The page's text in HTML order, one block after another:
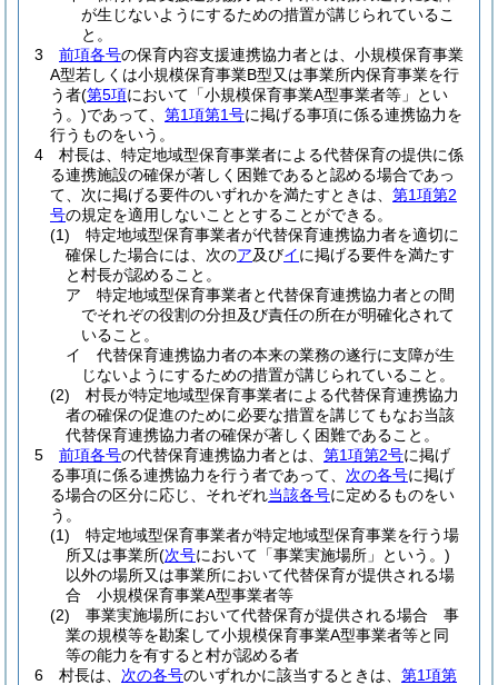
が生じないようにするための措置が講じられているこ
と。
3
前項各号の保育内容支援連携協力者とは、小規模保育事業
A型若しくは小規模保育事業B型又は事業所内保育事業を行
う者(第5項において「小規模保育事業A型事業者等」とい
う。)であって、 第1項第1号に掲げる事項に係る連携協力を
行うものをいう。
4
村長は、特定地域型保育事業者による代替保育の提供に係
る連携施設の確保が著しく困難であると認める場合であっ
て、次に掲げる要件のいずれかを満たすときは、 第1項第2
号の規定を適用しないこととすることができる。
(1)
特定地域型保育事業者が代替保育連携協力者を適切に
確保した場合には、次のア及びイに掲げる要件を満たす
と村長が認めること。
ア
特定地域型保育事業者と代替保育連携協力者との間
でそれぞの役割の分担及び責任の所在が明確化されて
いること。
イ
代替保育連携協力者の本来の業務の遂行に支障が生
じないようにするための措置が講じられていること。
(2)
村長が特定地域型保育事業者による代替保育連携協力
者の確保の促進のために必要な措置を講じてもなお当該
代替保育連携協力者の確保が著しく困難であること。
5
前項各号の代替保育連携協力者とは、 第1項第2号に掲げ
る事項に係る連携協力を行う者であって、 次の各号に掲げ
る場合の区分に応じ、それぞれ当該各号に定めるものをい
う。
(1)
特定地域型保育事業者が特定地域型保育事業を行う場
所又は事業所(次号において「事業実施場所」という。)
以外の場所又は事業所において代替保育が提供される場
合 小規模保育事業A型事業者等
(2)
事業実施場所において代替保育が提供される場合 事
業の規模等を勘案して小規模保育事業A型事業者等と同
等の能力を有すると村が認める者
6
村長は、 次の各号のいずれかに該当するときは、 第1項第